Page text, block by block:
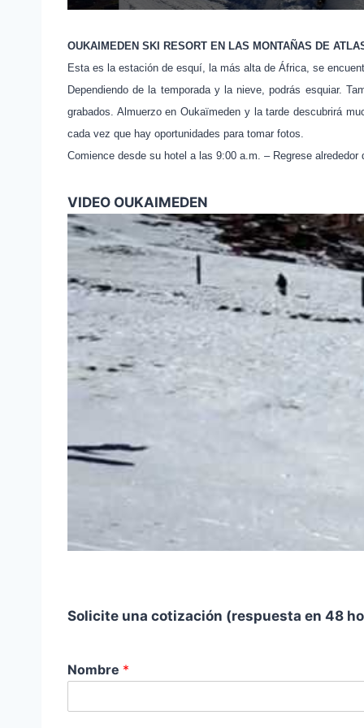
OUKAIMEDEN SKI RESORT EN LAS MONTAÑAS DE
Esta es la estación de esquí, la más alta de África, se
Dependiendo de la temporada y la nieve, podrás esquiar.
grabados. Almuerzo en Oukaïmeden y la tarde descubrirá
cada vez que hay oportunidades para tomar fotos.
Comience desde su hotel a las 9:00 a.m. – Regrese alrededor
VIDEO OUKAIMEDEN
Solicite una cotización (respuesta en 48
Nombre *